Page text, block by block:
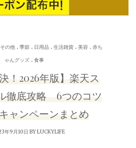
その他. 季節 . 日用品. 生活雑貨. 美容 . 赤ち
ゃんグッズ. 食事
！2026年版】楽天ス
徹底攻略 6つのコツ
ャンペーンまとめ
年9月10日 BYLUCKYLIFE